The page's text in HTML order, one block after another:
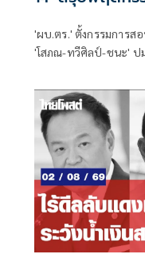
'ผบ.ตร.' ตั้งกรรมการส
'โสภณ-ทวีศิลป์-ชนะ' ป